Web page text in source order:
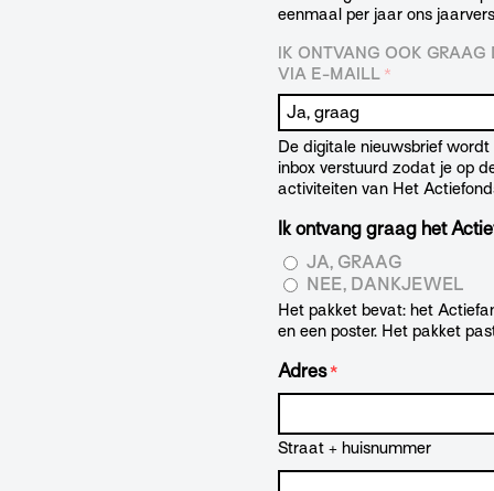
eenmaal per jaar ons
IK ONTVANG OOK
VIA E-MAILL *
De digitale nieuwsbrief
inbox verstuurd zodat je op
activiteiten van Het
Ik ontvang graag het
JA, GRAAG
NEE, DANKJEWEL
Het pakket bevat: het
en een poster. Het pakket
Adres *
Straat + huisnummer